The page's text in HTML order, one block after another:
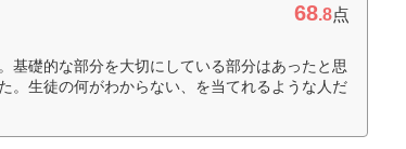
68.8点
基礎的な部分を大切にしている部分はあったと思
。生徒の何がわからない、を当てれるような人だ